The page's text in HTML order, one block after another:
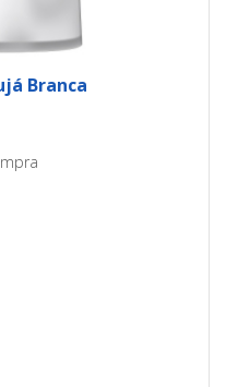
Branca